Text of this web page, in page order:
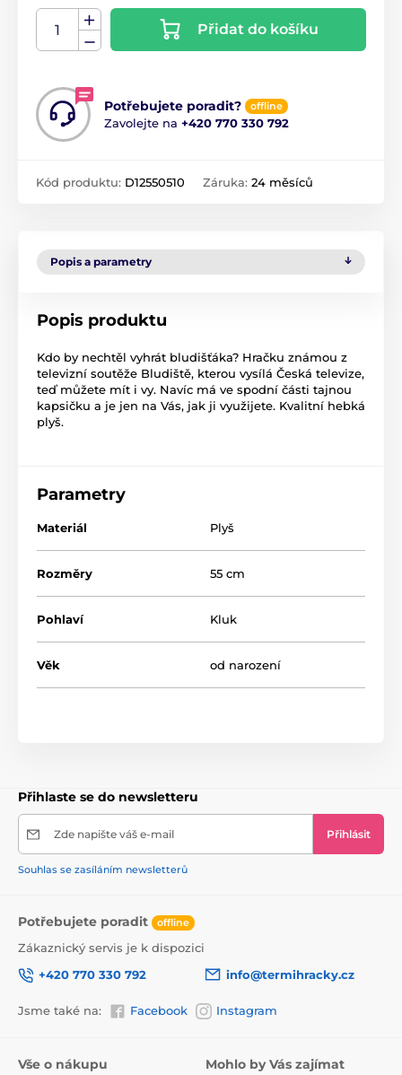
Přidat do košíku
Potřebujete poradit? offline
Zavolejte na +420 770 330 792
Kód produktu: D12550510 Záruka: 24 měsíců
Popis a parametry
Popis produktu
Kdo by nechtěl vyhrát bludišťáka? Hračku známou z
televizní soutěže Bludiště, kterou vysílá Česká televize,
teď můžete mít i vy. Navíc má ve spodní části tajnou
kapsičku a je jen na Vás, jak ji využijete. Kvalitní hebká
plyš.
Parametry
Materiál Plyš
Rozměry 55 cm
Pohlaví Kluk
Věk od narození
Přihlaste se do newsletteru
Zde napište váš e-mail Přihlásit
Souhlas se zasíláním newsletterů
Potřebujete poradit offline
Zákaznický servis je k dispozici
+420 770 330 792
info@termihracky.cz
Jsme také na: Facebook Instagram
Vše o nákupu Mohlo by Vás zajímat